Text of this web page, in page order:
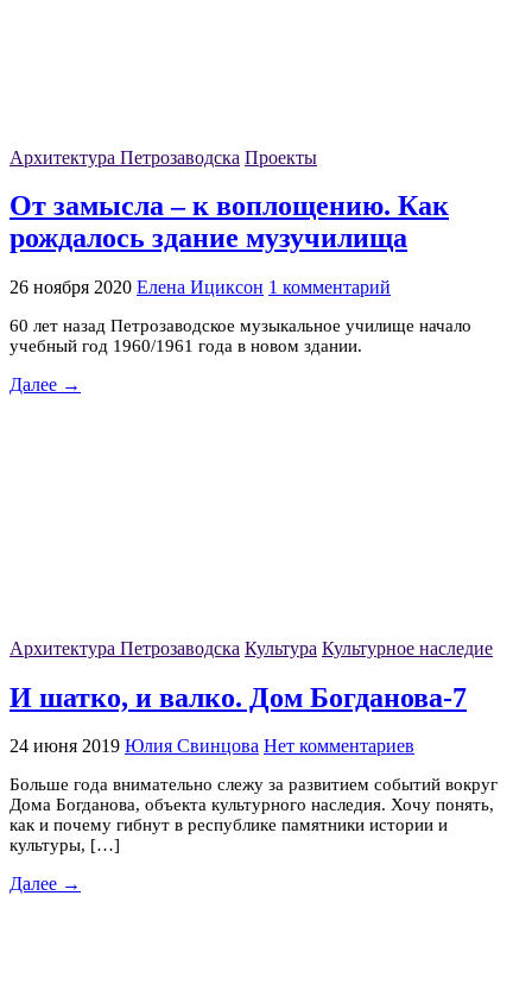
Архитектура Петрозаводска Проекты
От замысла – к воплощению. Как
рождалось здание музучилища
26 ноября 2020 Елена Ициксон 1 комментарий
60 лет назад Петрозаводское музыкальное училище начало
учебный год 1960/1961 года в новом здании.
Далее →
Архитектура Петрозаводска Культура Культурное наследие
И шатко, и валко. Дом Богданова-7
24 июня 2019 Юлия Свинцова Нет комментариев
Больше года внимательно слежу за развитием событий вокруг
Дома Богданова, объекта культурного наследия. Хочу понять,
как и почему гибнут в республике памятники истории и
культуры, […]
Далее →